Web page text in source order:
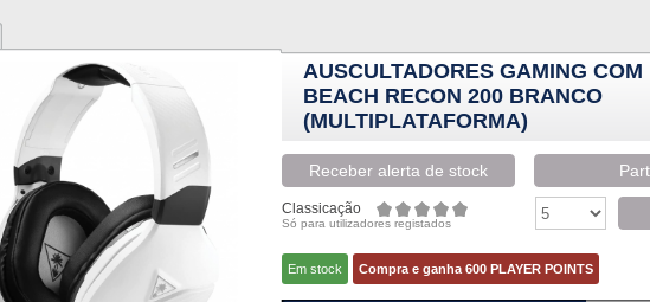
AUSCULTADORES GAMING COM
BEACH RECON 200 BRANCO
(MULTIPLATAFORMA)
Receber alerta de stock
Classicação
Só para utilizadores registados
Em stock Compra e ganha 600 PLAYER POINTS